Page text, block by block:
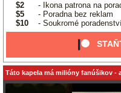
$2
- Ikona patrona na
$5
- Poradna bez reklam
$10
- Soukromé
Táto kapela má milióny fanúšikov -